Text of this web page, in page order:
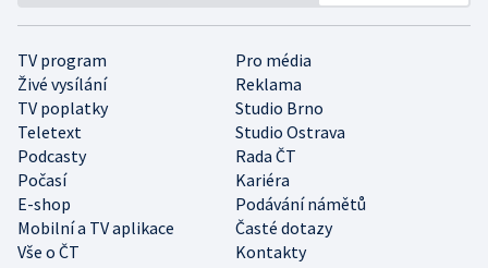
TV program
Pro média
Živé vysílání
Reklama
TV poplatky
Studio Brno
Teletext
Studio Ostrava
Podcasty
Rada ČT
Počasí
Kariéra
E-shop
Podávání námětů
Mobilní a TV aplikace
Časté dotazy
Vše o ČT
Kontakty